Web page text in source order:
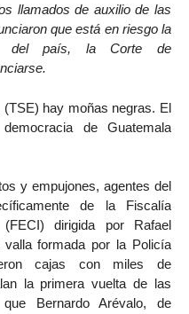
llamados de auxilio de las
que está en riesgo la
del país, la Corte de
(TSE) hay moñas negras. El
de Guatemala
y empujones, agentes del
de la Fiscalía
dirigida por Rafael
formada por la Policía
cajas con miles de
la primera vuelta de las
Bernardo Arévalo, de